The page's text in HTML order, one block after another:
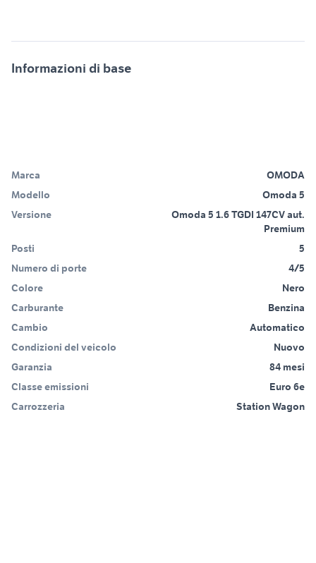
Informazioni di base
Marca
OMODA
Modello
Omoda 5
Versione
Omoda 5 1.6 TGDI 147CV aut.
Premium
Posti
5
Numero di porte
4/5
Colore
Nero
Carburante
Benzina
Cambio
Automatico
Condizioni del veicolo
Nuovo
Garanzia
84 mesi
Classe emissioni
Euro 6e
Carrozzeria
Station Wagon